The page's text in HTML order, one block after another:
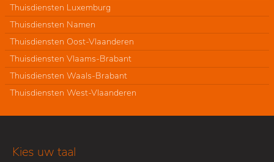
Thuisdiensten Luxemburg
Thuisdiensten Namen
Thuisdiensten Oost-Vlaanderen
Thuisdiensten Vlaams-Brabant
Thuisdiensten Waals-Brabant
Thuisdiensten West-Vlaanderen
Kies uw taal